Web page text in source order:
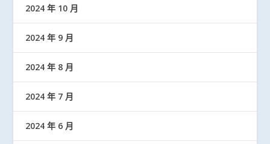
2024 年 10 月
2024 年 9 月
2024 年 8 月
2024 年 7 月
2024 年 6 月